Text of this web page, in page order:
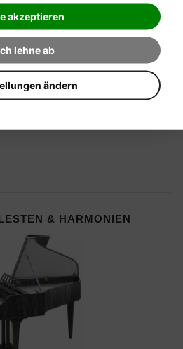
akzeptieren
lehne ab
ändern
PIANOS
& HARMONIEN